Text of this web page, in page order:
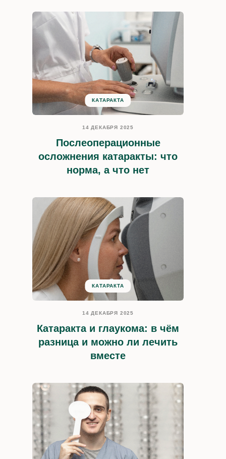
КАТАРАКТА
14 ДЕКАБРЯ 2025
Послеоперационные
осложнения катаракты: что
норма, а что нет
КАТАРАКТА
14 ДЕКАБРЯ 2025
Катаракта и глаукома: в чём
разница и можно ли лечить
вместе